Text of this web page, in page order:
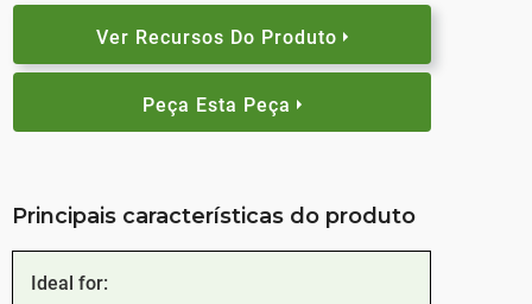
Ver Recursos Do Produto
Peça Esta Peça
Principais características do produto
Ideal for: